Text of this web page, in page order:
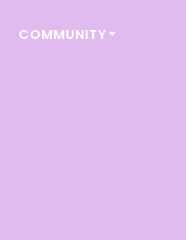
COMMUNITY